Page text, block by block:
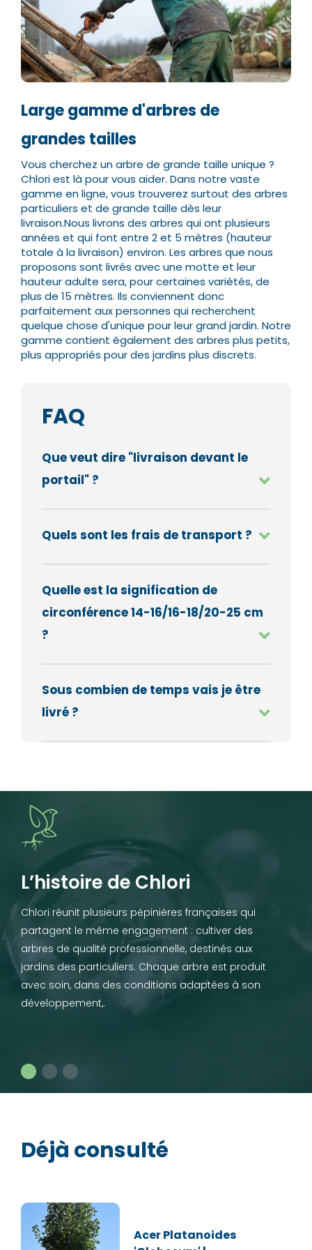
Large gamme d'arbres de
grandes tailles
Vous cherchez un arbre de grande taille unique ?
Chlori est là pour vous aider. Dans notre vaste
gamme en ligne, vous trouverez surtout des arbres
particuliers et de grande taille dès leur
livraison.Nous livrons des arbres qui ont plusieurs
années et qui font entre 2 et 5 mètres (hauteur
totale à la livraison) environ. Les arbres que nous
proposons sont livrés avec une motte et leur
hauteur adulte sera, pour certaines variétés, de
plus de 15 mètres. Ils conviennent donc
parfaitement aux personnes qui recherchent
quelque chose d'unique pour leur grand jardin. Notre
gamme contient également des arbres plus petits,
plus appropriés pour des jardins plus discrets.
FAQ
Que veut dire "livraison devant le
portail" ?
Quels sont les frais de transport ?
Quelle est la signification de
circonférence 14-16/16-18/20-25 cm
?
Sous combien de temps vais je être
livré ?
L’histoire de Chlori
Chlori réunit plusieurs pépinières françaises qui
partagent le même engagement : cultiver des
arbres de qualité professionnelle, destinés aux
jardins des particuliers. Chaque arbre est produit
avec soin, dans des conditions adaptées à son
développement,.
Déjà consulté
Acer Platanoides